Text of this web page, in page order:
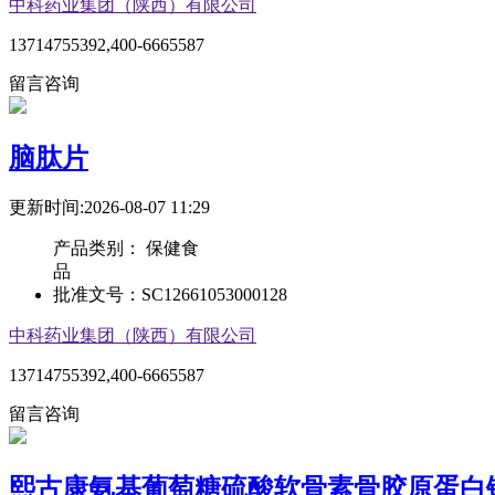
中科药业集团（陕西）有限公司
13714755392,400-6665587
留言咨询
脑肽片
更新时间:2026-08-07 11:29
产品类别： 保健食
品
批准文号： SC12661053000128
中科药业集团（陕西）有限公司
13714755392,400-6665587
留言咨询
熙古康氨基葡萄糖硫酸软骨素骨胶原蛋白